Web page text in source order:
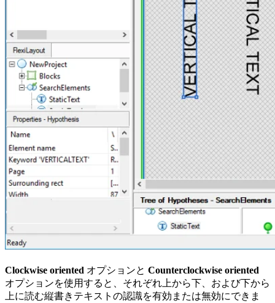
Clockwise oriented オプションと Counterclockwise oriented
オプションを使用すると、それぞれ上から下、および下から
上に読む縦書きテキストの認識を有効または無効にできま